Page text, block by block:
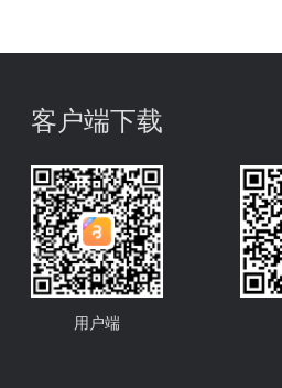
客户端下载
用户端